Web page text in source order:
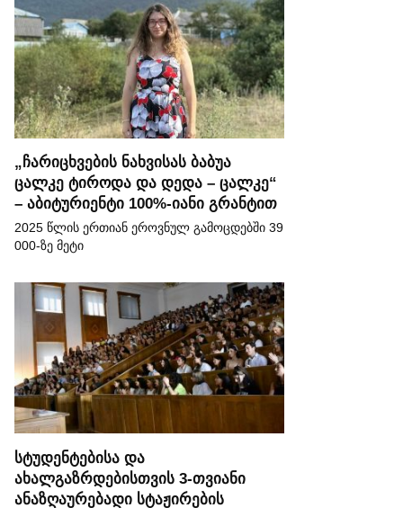
„ჩარიცხვების ნახვისას ბაბუა
ცალკე ტიროდა და დედა – ცალკე“
– აბიტურიენტი 100%-იანი გრანტით
2025 წლის ერთიან ეროვნულ გამოცდებში 39
000-ზე მეტი
სტუდენტებისა და
ახალგაზრდებისთვის 3-თვიანი
ანაზღაურებადი სტაჟირების